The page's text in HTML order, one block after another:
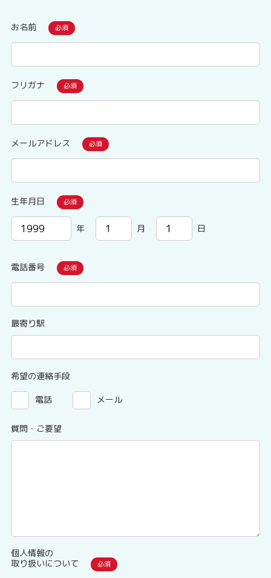
お名前
フリガナ
メールアドレス
生年月日
年 月 日
電話番号
最寄り駅
希望の連絡手段
電話 メール
質問・ご要望
個人情報の
取り扱いについて